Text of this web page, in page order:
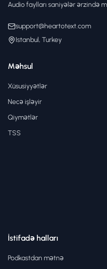
Audio faylları saniyələr ərzində
support@heartotext.com
Istanbul, Turkey
Məhsul
Xüsusiyyətlər
Necə işləyir
Qiymətlər
TSS
İstifadə halları
Podkastdan mətnə